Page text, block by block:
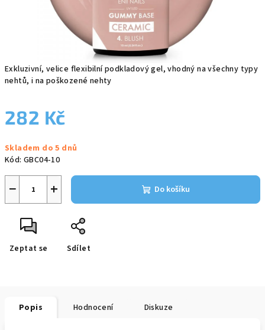
Exkluzivní, velice flexibilní podkladový gel, vhodný na všechny typy
nehtů, i na poškozené nehty
282 Kč
cena:
Skladem do 5 dnů
Kód: GBC04-10
+
− Do košíku
Zeptat se Sdílet
Popis Hodnocení Diskuze